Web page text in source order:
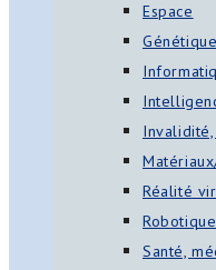
Espace
Génétique
Invalidité,
Réalité
Santé,